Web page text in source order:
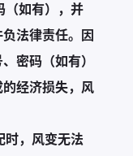
（如有），并
法律责任。因
密码（如有）
经济损失，风
时，风变无法